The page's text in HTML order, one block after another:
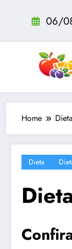
conteúdo
06/
Home
Dieta